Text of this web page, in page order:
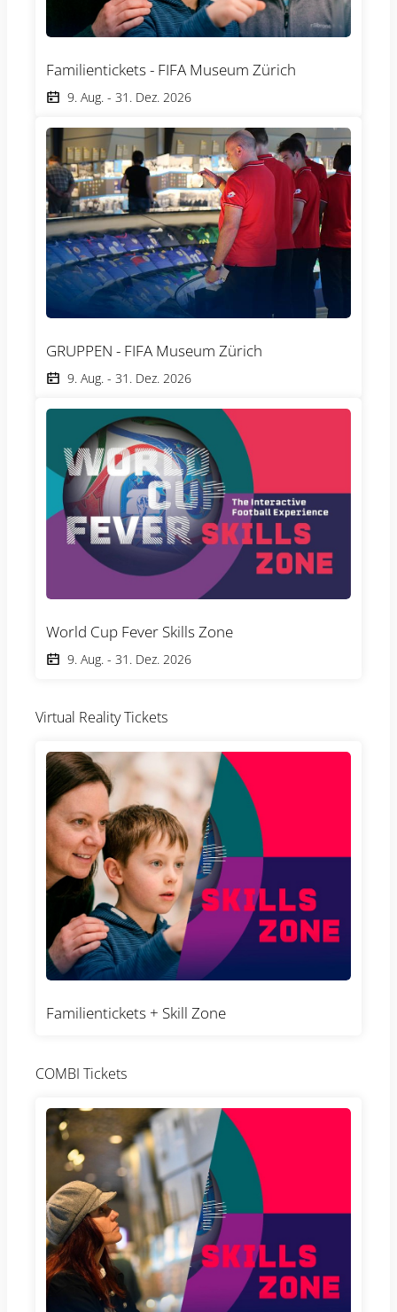
Familientickets - FIFA Museum Zürich
9. Aug. - 31. Dez. 2026
GRUPPEN - FIFA Museum Zürich
9. Aug. - 31. Dez. 2026
World Cup Fever Skills Zone
9. Aug. - 31. Dez. 2026
Virtual Reality Tickets
Familientickets + Skill Zone
COMBI Tickets